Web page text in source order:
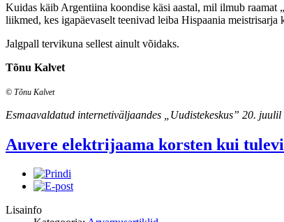
Kuidas käib Argentiina koondise käsi aastal, mil ilmub
liikmed, kes igapäevaselt teenivad leiba Hispaania
Jalgpall tervikuna sellest ainult võidaks.
Tõnu Kalvet
© Tõnu Kalvet
Esmaavaldatud internetiväljaandes „Uudistekeskus” 20. juulil
Auvere elektrijaama korsten kui
Lisainfo